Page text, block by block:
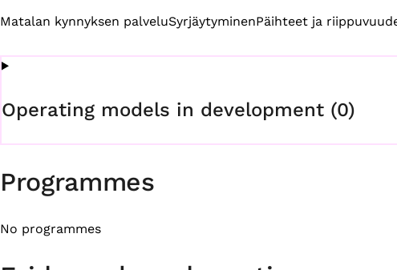
Matalan kynnyksen palveluSyrjäytyminenPäihteet ja
Operating models in development (0)
Programmes
No programmes